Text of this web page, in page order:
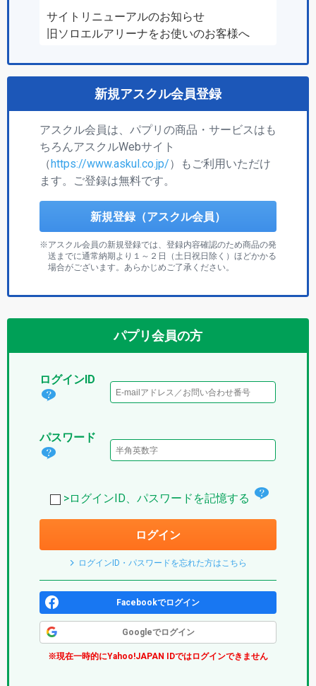
サイトリニューアルのお知らせ
旧ソロエルアリーナをお使いのお客様へ
新規アスクル会員登録
アスクル会員は、パプリの商品・サービスはも
ちろんアスクルWebサイト
（https://www.askul.co.jp/）もご利用いただけ
ます。ご登録は無料です。
新規登録（アスクル会員）
アスクル会員の新規登録では、登録内容確認のため商品の発
送までに通常納期より１～２日（土日祝日除く）ほどかかる
場合がございます。あらかじめご了承ください。
パプリ会員の方
ログインID
ログ
IDと
プ
パスワード
パス
ド
は？
リ)
>ログインID、パスワードを記憶する
ェ
ボ
ク
ス
ログイン
ログインID・パスワードを忘れた方はこちら
Facebookでログイン
Googleでログイン
※現在一時的にYahoo!JAPAN IDではログインできません